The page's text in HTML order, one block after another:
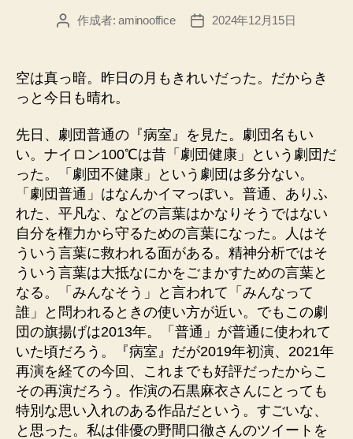
投
作成者:aminooffice
投
2024年12月15日
空は真っ暗。昨日の月もきれいだった。だからき
っと今日も晴れ。
先日、劇団普通の『病室』を見た。劇団名もい
い。ナイロン100℃は昔「劇団健康」という劇団だ
った。「劇団不健康」という劇団は多分ない。
「劇団普通」はなんかイマっぽい。普通、ありふ
れた、平凡な、などの言葉はかなりそうではない
自分を権力から守るための言葉になった。人はそ
ういう言葉に救われる面がある。精神分析ではそ
ういう言葉は大抵なにかをごまかすための言葉と
なる。「みんなそう」と言われて「みんなって
誰」と問われるときの使い方が近い。でもこの劇
団の旗揚げは2013年。「普通」が普通に使われて
いた頃だろう。『病室』だが2019年初演、2021年
再演を経ての今回、これまでも好評だったからこ
その再演だろう。作演の石黒麻衣さんにとっても
特別な思い入れのある作品だという。すごいな、
と思った。私は俳優の野間口徹さんのツイートを